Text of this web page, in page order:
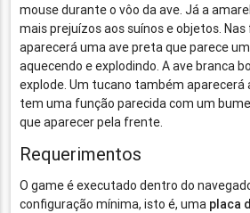
mouse durante o vôo da ave. Já a
mais prejuízos aos suínos e objetos.
aparecerá uma ave preta que parece
aquecendo e explodindo. A ave branca
explode. Um tucano também aparecerá
tem uma função parecida com um
que aparecer pela frente.
Requerimentos
O game é executado dentro do
configuração mínima, isto é, uma placa